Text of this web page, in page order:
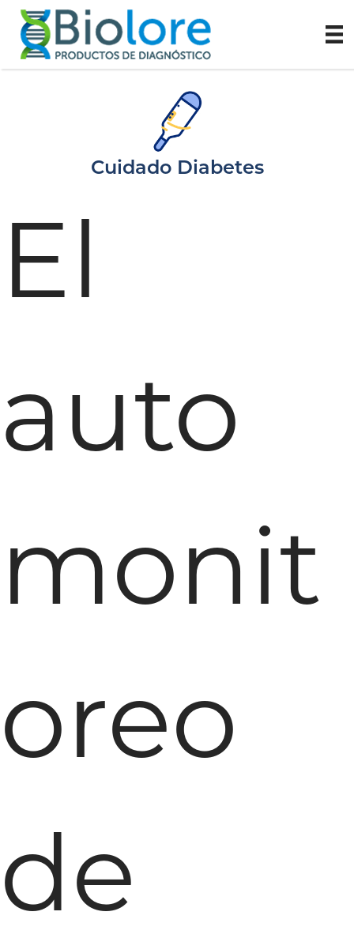
Cuidado Diabetes
El
auto
monit
oreo
de